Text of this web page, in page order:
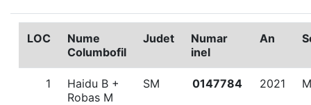
LOC
Nume
Columbofil
Judet
Numar
inel
An
1
Haidu B +
Robas M
SM 0147784 2021 M